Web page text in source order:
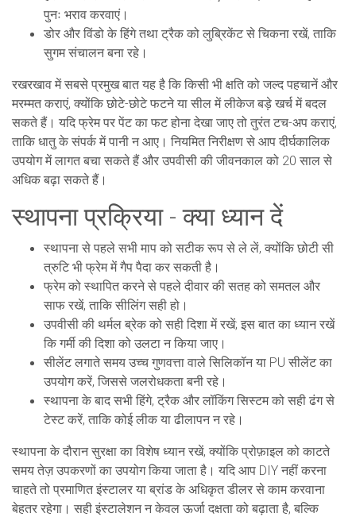
पुनः भराव करवाएं।
डोर और विंडो के हिंगे तथा ट्रैक को लुब्रिकेंट से चिकना रखें, ताकि
सुगम संचालन बना रहे।
रखरखाव में सबसे प्रमुख बात यह है कि किसी भी क्षति को जल्द पहचानें और
मरम्मत कराएं, क्योंकि छोटे-छोटे फटने या सील में लीकेज बड़े खर्च में बदल
सकते हैं। यदि फ्रेम पर पेंट का फट होना देखा जाए तो तुरंत टच-अप कराएं,
ताकि धातु के संपर्क में पानी न आए। नियमित निरीक्षण से आप दीर्घकालिक
उपयोग में लागत बचा सकते हैं और उपवीसी की जीवनकाल को 20 साल से
अधिक बढ़ा सकते हैं।
स्थापना प्रक्रिया - क्या ध्यान दें
स्थापना से पहले सभी माप को सटीक रूप से ले लें, क्योंकि छोटी सी
त्रुटि भी फ्रेम में गैप पैदा कर सकती है।
फ्रेम को स्थापित करने से पहले दीवार की सतह को समतल और
साफ रखें, ताकि सीलिंग सही हो।
उपवीसी की थर्मल ब्रेक को सही दिशा में रखें; इस बात का ध्यान रखें
कि गर्मी की दिशा को उलटा न किया जाए।
सीलेंट लगाते समय उच्च गुणवत्ता वाले सिलिकॉन या PU सीलेंट का
उपयोग करें, जिससे जलरोधकता बनी रहे।
स्थापना के बाद सभी हिंगे, ट्रैक और लॉकिंग सिस्टम को सही ढंग से
टेस्ट करें, ताकि कोई लीक या ढीलापन न रहे।
स्थापना के दौरान सुरक्षा का विशेष ध्यान रखें, क्योंकि प्रोफ़ाइल को काटते
समय तेज़ उपकरणों का उपयोग किया जाता है। यदि आप DIY नहीं करना
चाहते तो प्रमाणित इंस्टालर या ब्रांड के अधिकृत डीलर से काम करवाना
बेहतर रहेगा। सही इंस्टालेशन न केवल ऊर्जा दक्षता को बढ़ाता है, बल्कि